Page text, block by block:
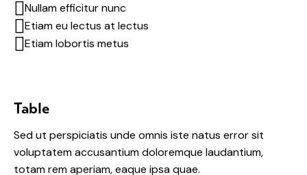
Nullam efficitur nunc
Etiam eu lectus at lectus
Etiam lobortis metus
Table
Sed ut perspiciatis unde omnis iste natus error sit
voluptatem accusantium doloremque laudantium,
totam rem aperiam, eaque ipsa quae.